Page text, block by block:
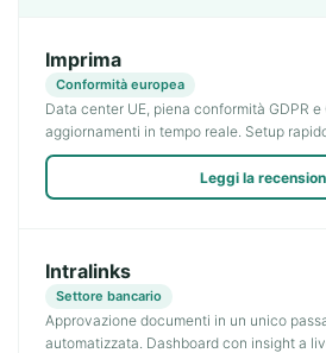
Imprima
Conformità europea
Data center UE, piena conformità GDPR e
aggiornamenti in tempo reale. Setup
Leggi la
Intralinks
Settore bancario
Approvazione documenti in un unico
automatizzata. Dashboard con insight a